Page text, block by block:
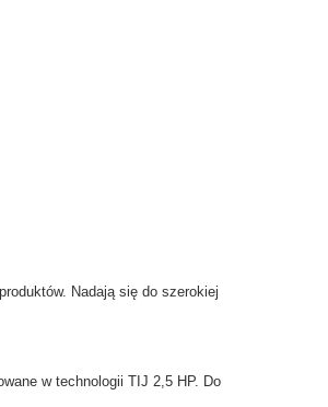
Nadają się do szerokiej
w technologii TIJ 2,5 HP. Do